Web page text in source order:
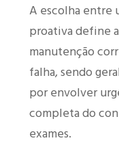
A escolha entre
proativa define
manutenção
falha, sendo
por envolver
completa do
exames.